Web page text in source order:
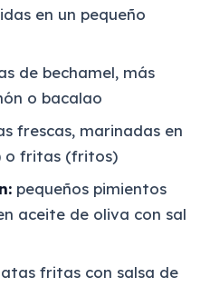
en un pequeño
de bechamel, más
o bacalao
frescas, marinadas en
o fritas (fritos)
pequeños pimientos
aceite de oliva con sal
fritas con salsa de